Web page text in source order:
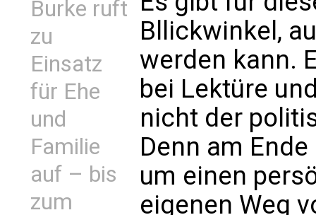
Burke ruft
zu
Einsatz
für Ehe
und
Familie
auf – bis
zum
Bllickwinkel,
werden kann.
bei Lektüre
nicht der
Denn am
um einen
eigenen Weg